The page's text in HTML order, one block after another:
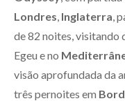
Londres Inglaterra ,
de 82 noites, visitando
Egeu e no
visão aprofundada da
três pernoites em